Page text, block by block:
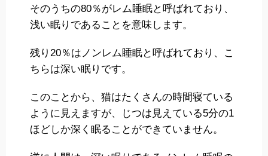
そのうちの80％がレム睡眠と呼ばれており、
浅い眠りであることを意味します。
残り20％はノンレム睡眠と呼ばれており、こ
ちらは深い眠りです。
このことから、猫はたくさんの時間寝ている
ように見えますが、じつは見えている5分の1
ほどしか深く眠ることができていません。